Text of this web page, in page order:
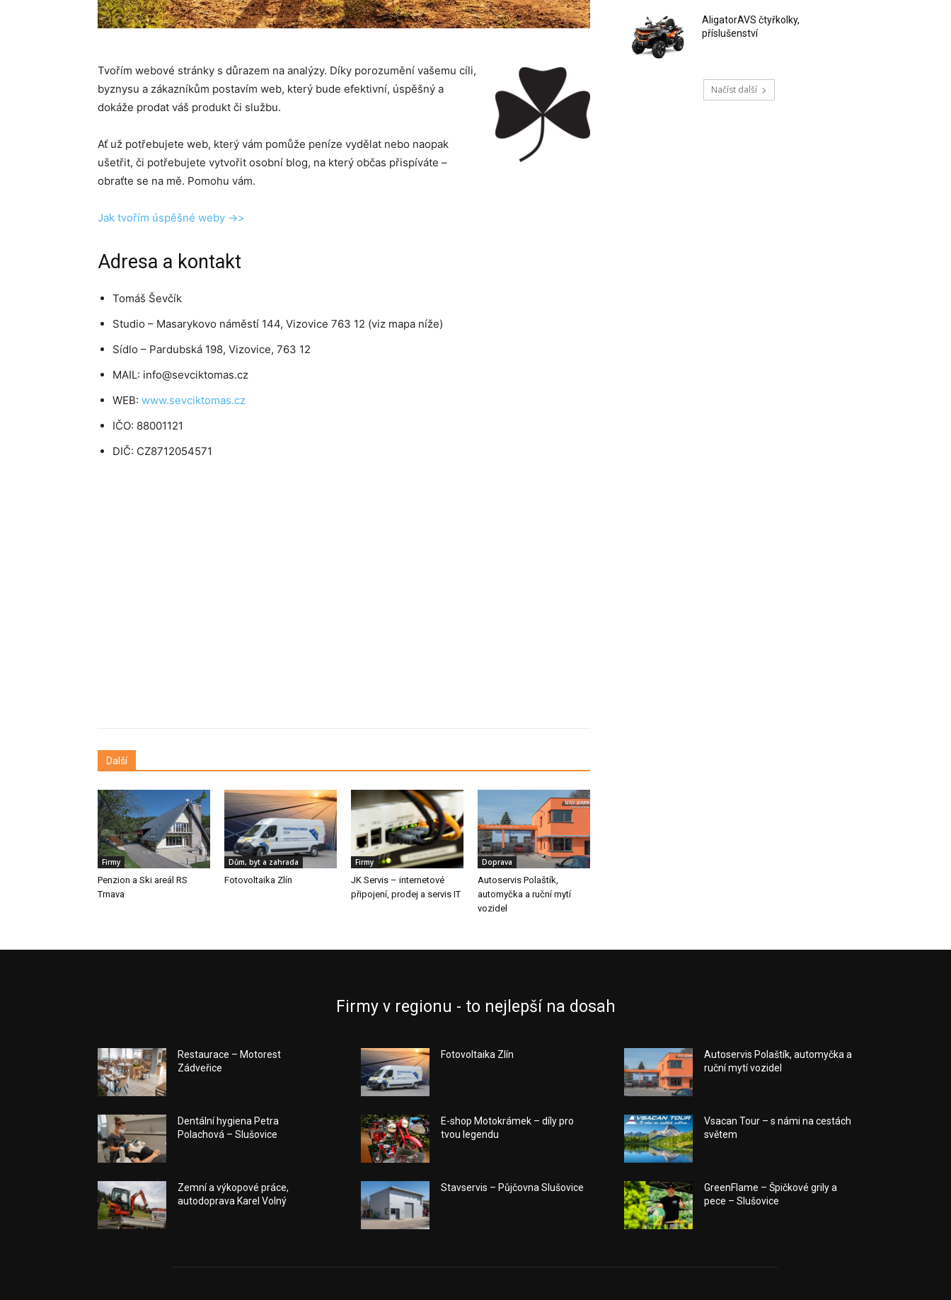
Tvořím webové stránky s důrazem na analýzy. Díky porozumění vašemu cíli,
byznysu a zákazníkům postavím web, který bude efektivní, úspěšný a
dokáže prodat váš produkt či službu.
Ať už potřebujete web, který vám pomůže peníze vydělat nebo naopak
ušetřit, či potřebujete vytvořit osobní blog, na který občas přispíváte –
obraťte se na mě. Pomohu vám.
Jak tvořím úspěšné weby ->>
Adresa a kontakt
Tomáš Ševčík
Studio – Masarykovo náměstí 144, Vizovice 763 12 (viz mapa níže)
Sídlo – Pardubská 198, Vizovice, 763 12
MAIL: info@sevciktomas.cz
WEB: www.sevciktomas.cz
IČO: 88001121
DIČ: CZ8712054571
Další
Firmy
Penzion a Ski areál RS
Trnava
Dům, byt a zahrada
Fotovoltaika Zlín
Firmy
JK Servis – internetové
připojení, prodej a servis IT
Doprava
Autoservis Polaštík,
automyčka a ruční mytí
vozidel
AligatorAVS čtyřkolky,
příslušenství
Načíst další
Firmy v regionu - to nejlepší na dosah
Restaurace – Motorest
Zádveřice
Dentální hygiena Petra
Polachová – Slušovice
Zemní a výkopové práce,
autodoprava Karel Volný
Fotovoltaika Zlín
E-shop Motokrámek – díly pro
tvou legendu
Stavservis – Půjčovna Slušovice
Autoservis Polaštík, automyčka a
ruční mytí vozidel
Vsacan Tour – s námi na cestách
světem
GreenFlame – Špičkové grily a
pece – Slušovice